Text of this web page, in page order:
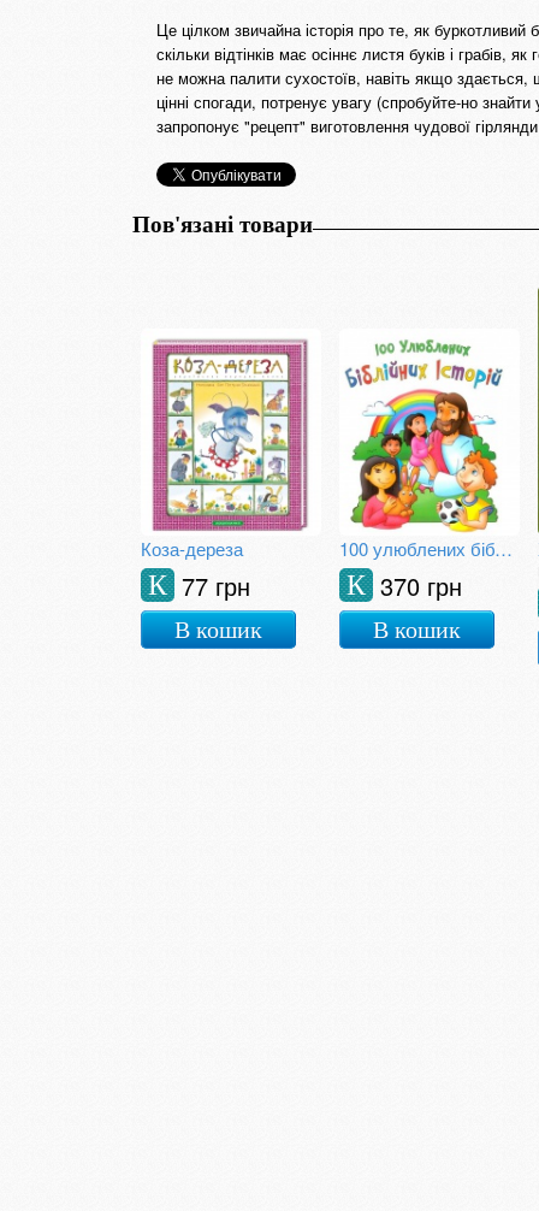
Це цілком звичайна історія про те, як буркотливий
скільки відтінків має осіннє листя буків і
не можна палити сухостоїв, навіть якщо
цінні спогади, потренує увагу (спробуйте-но
запропонує "рецепт" виготовлення чудової
Пов'язані товари
Коза-дереза
77 грн
К
В кошик
100 улюблених біблійних історій
370 грн
К
В кошик